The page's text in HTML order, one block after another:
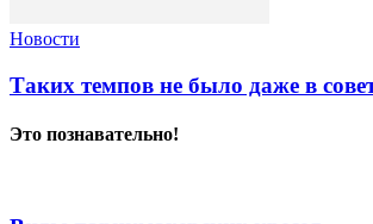
Новости
Таких темпов не было даже в
Это познавательно!